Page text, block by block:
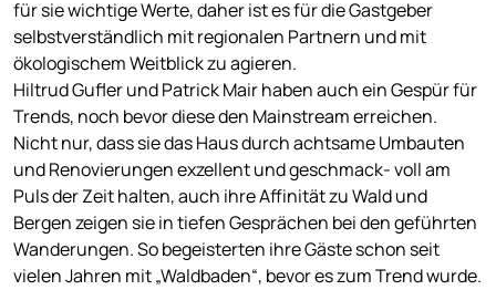
für sie wichtige Werte, daher ist es für die Gastgeber
selbstverständlich mit regionalen Partnern und mit
ökologischem Weitblick zu agieren.
Hiltrud Gufler und Patrick Mair haben auch ein Gespür für
Trends, noch bevor diese den Mainstream erreichen.
Nicht nur, dass sie das Haus durch achtsame Umbauten
und Renovierungen exzellent und geschmack- voll am
Puls der Zeit halten, auch ihre Affinität zu Wald und
Bergen zeigen sie in tiefen Gesprächen bei den geführten
Wanderungen. So begeisterten ihre Gäste schon seit
vielen Jahren mit „Waldbaden“, bevor es zum Trend wurde.